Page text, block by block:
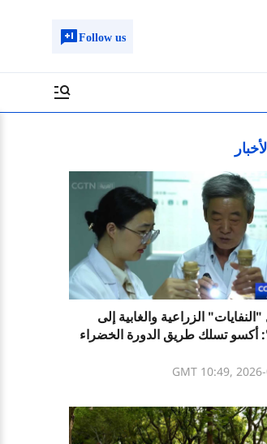
Follow us
الزراعية والغابية إلى
أكسو تسلك طريق الدورة الخضراء
GMT 10:49,